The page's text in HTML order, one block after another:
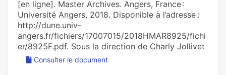
[en ligne]. Master Archives. Angers, France :
Université Angers, 2018. Disponible à l’adresse :
http://dune.univ-
angers.fr/fichiers/17007015/2018HMAR8925/fichi
er/8925F.pdf. Sous la direction de Charly Jollivet
Consulter le document